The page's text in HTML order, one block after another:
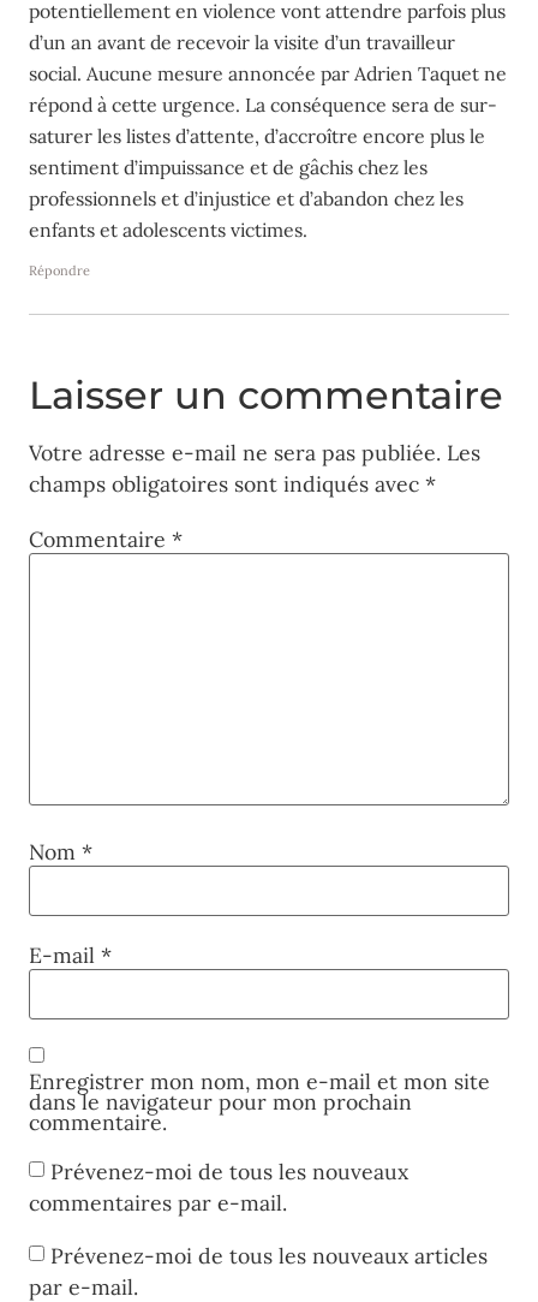
potentiellement en violence vont attendre parfois plus
d’un an avant de recevoir la visite d’un travailleur
social. Aucune mesure annoncée par Adrien Taquet ne
répond à cette urgence. La conséquence sera de sur-
saturer les listes d’attente, d’accroître encore plus le
sentiment d’impuissance et de gâchis chez les
professionnels et d’injustice et d’abandon chez les
enfants et adolescents victimes.
Répondre
Laisser un commentaire
Votre adresse e-mail ne sera pas publiée. Les
champs obligatoires sont indiqués avec *
Commentaire *
Nom *
E-mail *
Enregistrer mon nom, mon e-mail et mon site
dans le navigateur pour mon prochain
commentaire.
Prévenez-moi de tous les nouveaux
commentaires par e-mail.
Prévenez-moi de tous les nouveaux articles
par e-mail.